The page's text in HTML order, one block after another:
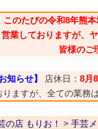
このたびの令和8年熊
業しておりますが、
皆様のご
知らせ】 店休日： 8月
ますが、全ての業務は
の店 もりお！ > 手芸